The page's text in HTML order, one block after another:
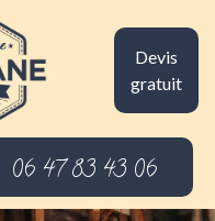
Devis
gratuit
06 47 83 43 06